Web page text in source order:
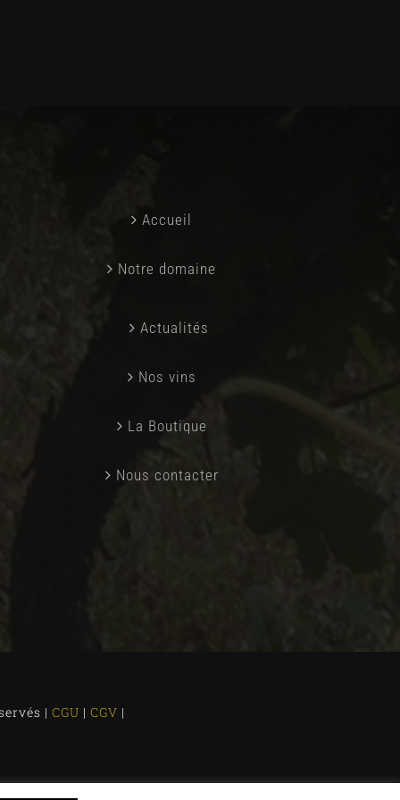
Accueil
Notre domaine
Actualités
Nos vins
La Boutique
Nous contacter
| CGU | CGV |